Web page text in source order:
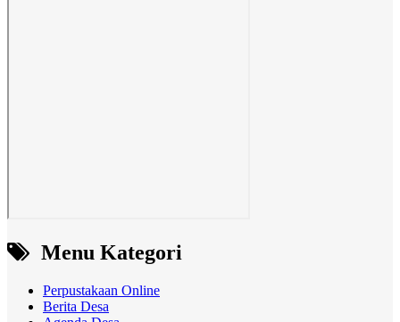
Menu Kategori
Perpustakaan Online
Berita Desa